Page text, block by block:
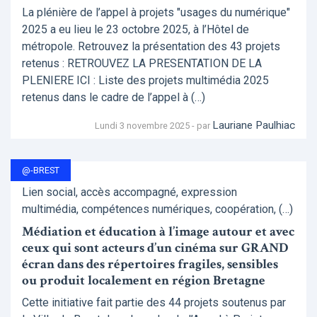
La plénière de l’appel à projets "usages du numérique"
2025 a eu lieu le 23 octobre 2025, à l’Hôtel de
métropole. Retrouvez la présentation des 43 projets
retenus : RETROUVEZ LA PRESENTATION DE LA
PLENIERE ICI : Liste des projets multimédia 2025
retenus dans le cadre de l’appel à (…)
Lundi 3 novembre 2025 - par Lauriane Paulhiac
@-BREST
Lien social, accès accompagné, expression
multimédia, compétences numériques, coopération, (…)
Médiation et éducation à l’image autour et avec
ceux qui sont acteurs d’un cinéma sur GRAND
écran dans des répertoires fragiles, sensibles
ou produit localement en région Bretagne
Cette initiative fait partie des 44 projets soutenus par